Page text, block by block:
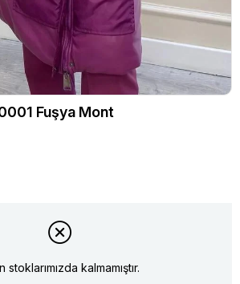
Fuşya Mont
stoklarımızda kalmamıştır.